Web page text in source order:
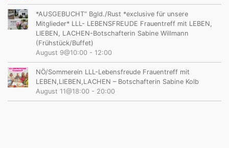
*AUSGEBUCHT“ Bgld./Rust *exclusive für unsere
Mitglieder* LLL- LEBENSFREUDE Frauentreff mit LEBEN,
LIEBEN, LACHEN-Botschafterin Sabine Willmann
(Frühstück/Buffet)
August 9@10:00 - 12:00
NÖ/Sommerein LLL-Lebensfreude Frauentreff mit
LEBEN,LIEBEN,LACHEN – Botschafterin Sabine Kolb
August 11@18:00 - 20:00